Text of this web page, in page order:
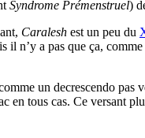
Syndrome Prémenstruel)
Caralesh est un peu du
il n’y a pas que ça,
un decrescendo
en tous cas. Ce versant